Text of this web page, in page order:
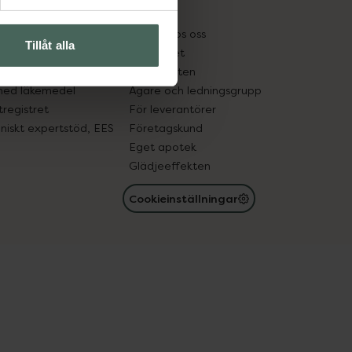
Tillåt alla
in gammal medicin
läkemedel
expertstöd, EES
Pressrum
Jobba hos oss
Hållbarhet
Samarbeten
Ägare och ledningsgrupp
För leverantörer
Företagskund
Eget apotek
Glädjeeffekten
Cookieinställningar